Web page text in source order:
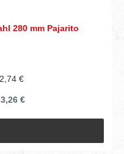
280 mm Pajarito
€
€